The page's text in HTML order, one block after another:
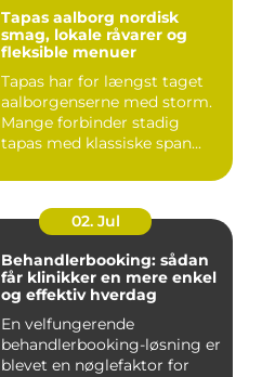
Tapas aalborg nordisk
smag, lokale råvarer og
fleksible menuer
Tapas har for længst taget
aalborgenserne med storm.
Mange forbinder stadig
tapas med klassiske span...
02. Jul
Behandlerbooking: sådan
får klinikker en mere enkel
og effektiv hverdag
En velfungerende
behandlerbooking-løsning er
blevet en nøglefaktor for